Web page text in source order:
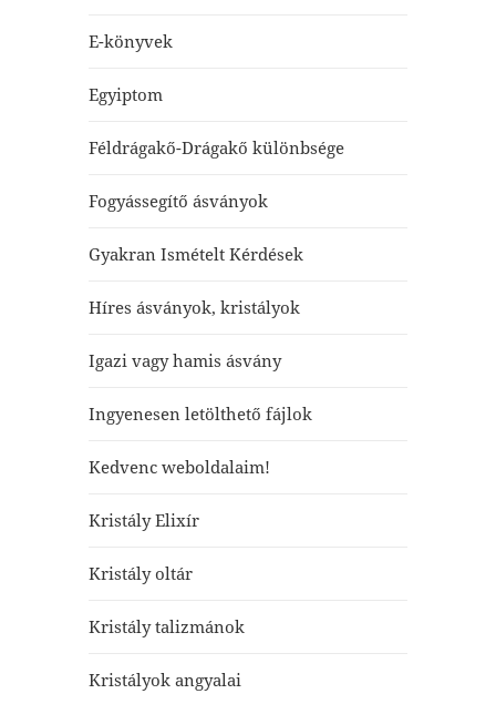
E-könyvek
Egyiptom
Féldrágakő-Drágakő különbsége
Fogyássegítő ásványok
Gyakran Ismételt Kérdések
Híres ásványok, kristályok
Igazi vagy hamis ásvány
Ingyenesen letölthető fájlok
Kedvenc weboldalaim!
Kristály Elixír
Kristály oltár
Kristály talizmánok
Kristályok angyalai